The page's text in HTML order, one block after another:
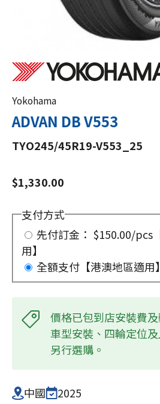
Yokohama
ADVAN DB V553
TYO245/45R19-V553_25
$1,330.00
支付方式
先付訂金： $150.00/pcs
用】
全額支付【港澳地區適用】
價格已包到店安裝費
車型安裝、四輪定位
另行選購。
中國
2025